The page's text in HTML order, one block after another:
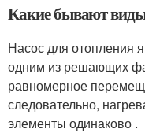
Какие бывают
Насос для отопления
одним из решающих
равномерное
следовательно,
элементы одинаково .